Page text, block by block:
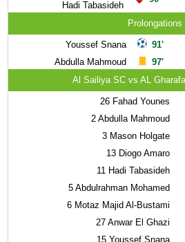
Hadi Tabasideh
Prolongations
Youssef Snana
Abdulla Mahmoud
91'
97'
Al Sailiya SC vs AL
26 Fahad Younes
2 Abdulla Mahmoud
3 Mason Holgate
13 Diogo Amaro
11 Hadi Tabasideh
5 Abdulrahman Mohamed
6 Motaz Majid Al-Bustami
27 Anwar El Ghazi
15 Youssef Snana